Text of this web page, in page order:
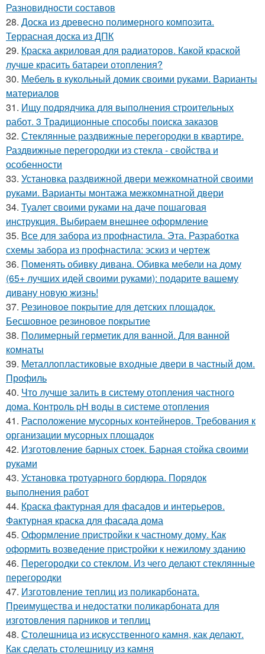
Разновидности составов
28. Доска из древесно полимерного композита.
Террасная доска из ДПК
29. Краска акриловая для радиаторов. Какой краской
лучше красить батареи отопления?
30. Мебель в кукольный домик своими руками. Варианты
материалов
31. Ищу подрядчика для выполнения строительных
работ. 3 Традиционные способы поиска заказов
32. Стеклянные раздвижные перегородки в квартире.
Раздвижные перегородки из стекла - свойства и
особенности
33. Установка раздвижной двери межкомнатной своими
руками. Варианты монтажа межкомнатной двери
34. Туалет своими руками на даче пошаговая
инструкция. Выбираем внешнее оформление
35. Все для забора из профнастила. Эта. Разработка
схемы забора из профнастила: эскиз и чертеж
36. Поменять обивку дивана. Обивка мебели на дому
(65+ лучших идей своими руками): подарите вашему
дивану новую жизнь!
37. Резиновое покрытие для детских площадок.
Бесшовное резиновое покрытие
38. Полимерный герметик для ванной. Для ванной
комнаты
39. Металлопластиковые входные двери в частный дом.
Профиль
40. Что лучше залить в систему отопления частного
дома. Контроль pH воды в системе отопления
41. Расположение мусорных контейнеров. Требования к
организации мусорных площадок
42. Изготовление барных стоек. Барная стойка своими
руками
43. Установка тротуарного бордюра. Порядок
выполнения работ
44. Краска фактурная для фасадов и интерьеров.
Фактурная краска для фасада дома
45. Оформление пристройки к частному дому. Как
оформить возведение пристройки к нежилому зданию
46. Перегородки со стеклом. Из чего делают стеклянные
перегородки
47. Изготовление теплиц из поликарбоната.
Преимущества и недостатки поликарбоната для
изготовления парников и теплиц
48. Столешница из искусственного камня, как делают.
Как сделать столешницу из камня